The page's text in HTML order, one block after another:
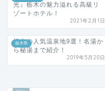
光』栃木の魅力溢れる高級リ
ゾートホテル！
2021年2月1日
栃木県
栃木の人気温泉地9選！名湯か
ら秘湯まで紹介！
2019年5月20日